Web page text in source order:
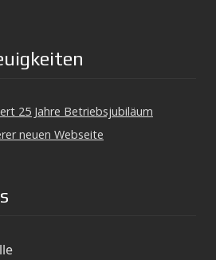
25 Jahre Betriebsjubiläum
neuen Webseite